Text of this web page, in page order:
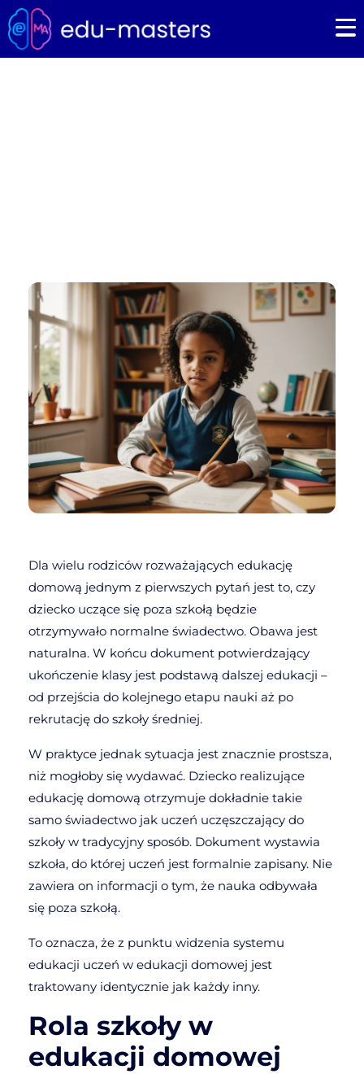
Dla wielu rodziców rozważających edukację
domową jednym z pierwszych pytań jest to, czy
dziecko uczące się poza szkołą będzie
otrzymywało normalne świadectwo. Obawa jest
naturalna. W końcu dokument potwierdzający
ukończenie klasy jest podstawą dalszej edukacji –
od przejścia do kolejnego etapu nauki aż po
rekrutację do szkoły średniej.
W praktyce jednak sytuacja jest znacznie prostsza,
niż mogłoby się wydawać. Dziecko realizujące
edukację domową otrzymuje dokładnie takie
samo świadectwo jak uczeń uczęszczający do
szkoły w tradycyjny sposób. Dokument wystawia
szkoła, do której uczeń jest formalnie zapisany. Nie
zawiera on informacji o tym, że nauka odbywała
się poza szkołą.
To oznacza, że z punktu widzenia systemu
edukacji uczeń w edukacji domowej jest
traktowany identycznie jak każdy inny.
Rola szkoły w
edukacji domowej